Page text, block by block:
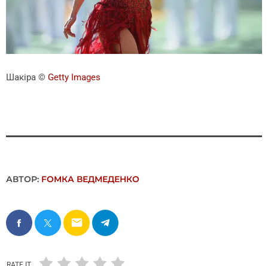
Шакіра © Getty Images
АВТОР: FОMКА ВЕДМЕДЕНКО
email